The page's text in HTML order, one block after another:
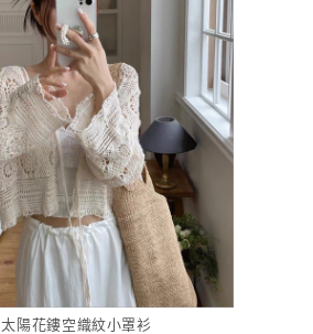
太陽花鏤空織紋小罩衫